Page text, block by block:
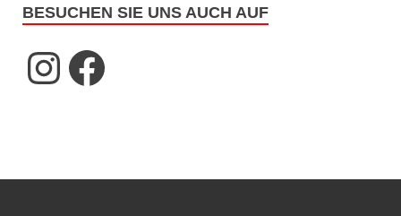
BESUCHEN SIE UNS AUCH AUF